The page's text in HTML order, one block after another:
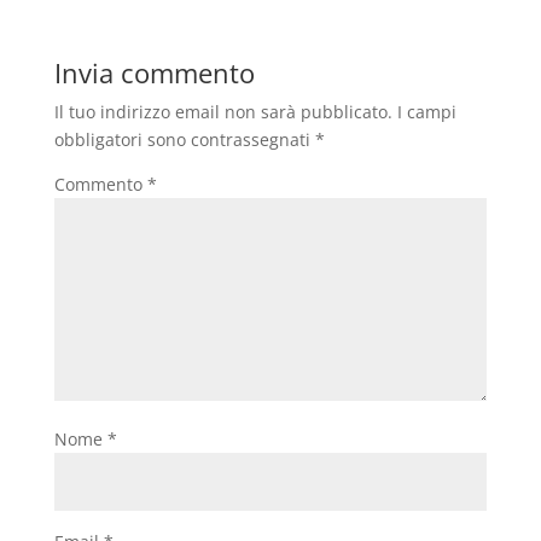
Invia commento
Il tuo indirizzo email non sarà pubblicato. I campi
obbligatori sono contrassegnati *
Commento *
Nome *